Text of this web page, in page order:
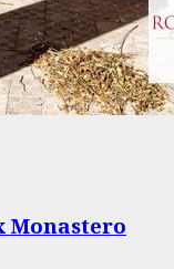
Monastero